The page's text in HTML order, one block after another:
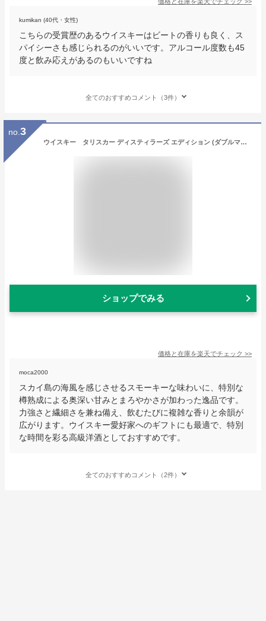
kumikan (40代・女性)
こちらの受賞歴のあるウイスキーはビートの香りも良く、ス
パイシーさも感じられるのがいいです。アルコール度数も45
度と飲み応えがあるのもいいですね
全てのおすすめコメント（3件）
no. 3
ウイスキー タリスカー ディスティラーズ エディション (ダブルマチュアード) 700ml (79559) 洋酒 Whisky(34-2)
ショップでみる
価格と在庫を楽天でチェック >>
moca2000
スカイ島の海風を感じさせるスモーキーな味わいに、特別な
樽熟成による奥深い甘みとまろやかさが加わった逸品です。
力強さと繊細さを兼ね備え、飲むたびに複雑な香りと余韻が
広がります。ウイスキー愛好家へのギフトにも最適で、特別
な時間を彩る高級洋酒としておすすめです。
全てのおすすめコメント（2件）